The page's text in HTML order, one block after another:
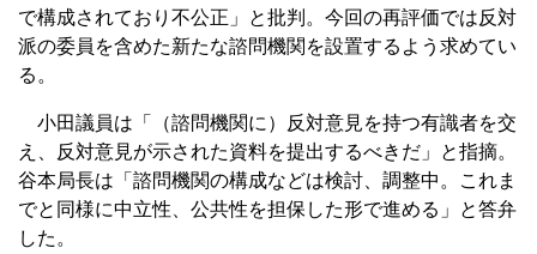
で構成されており不公正」と批判。今回の再評価では反対
派の委員を含めた新たな諮問機関を設置するよう求めてい
る。
小田議員は「（諮問機関に）反対意見を持つ有識者を交
え、反対意見が示された資料を提出するべきだ」と指摘。
谷本局長は「諮問機関の構成などは検討、調整中。これま
でと同様に中立性、公共性を担保した形で進める」と答弁
した。